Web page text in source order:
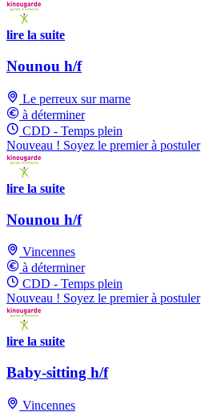
lire la suite
Nounou h/f
Le perreux sur marne
à déterminer
CDD - Temps plein
Nouveau ! Soyez le premier à postuler
lire la suite
Nounou h/f
Vincennes
à déterminer
CDD - Temps plein
Nouveau ! Soyez le premier à postuler
lire la suite
Baby-sitting h/f
Vincennes